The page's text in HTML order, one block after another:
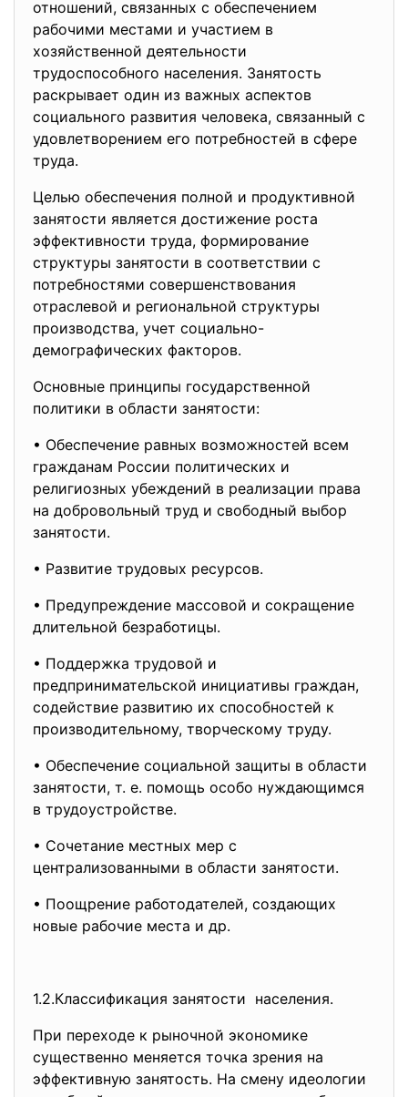
отношений, связанных с обеспечением
рабочими местами и участием в
хозяйственной деятельности
трудоспособного населения. Занятость
раскрывает один из важных аспектов
социального развития человека, связанный с
удовлетворением его потребностей в сфере
труда.
Целью обеспечения полной и продуктивной
занятости является достижение роста
эффективности труда, формирование
структуры занятости в соответствии с
потребностями совершенствования
отраслевой и региональной структуры
производства, учет социально-
демографических факторов.
Основные принципы государственной
политики в области занятости:
• Обеспечение равных возможностей всем
гражданам России политических и
религиозных убеждений в реализации права
на добровольный труд и свободный выбор
занятости.
• Развитие трудовых ресурсов.
• Предупреждение массовой и сокращение
длительной безработицы.
• Поддержка трудовой и
предпринимательской инициативы граждан,
содействие развитию их способностей к
производительному, творческому труду.
• Обеспечение социальной защиты в области
занятости, т. е. помощь особо нуждающимся
в трудоустройстве.
• Сочетание местных мер с
централизованными в области занятости.
• Поощрение работодателей, создающих
новые рабочие места и др.
1.2.Классификация занятости населения.
При переходе к рыночной экономике
существенно меняется точка зрения на
эффективную занятость. На смену идеологии